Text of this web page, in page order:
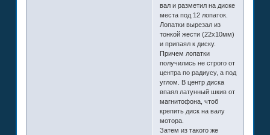
вал и разметил на диске
места под 12 лопаток.
Лопатки вырезал из
тонкой жести (22х10мм)
и припаял к диску.
Причем лопатки
получились не строго от
центра по радиусу, а под
углом. В центр диска
впаял латунный шкив от
магнитофона, чтоб
крепить диск на валу
мотора.
Затем из такого же